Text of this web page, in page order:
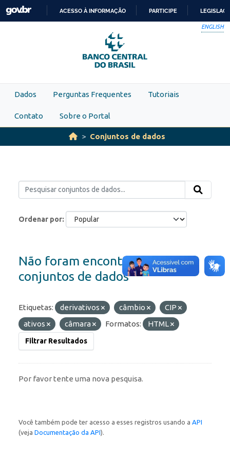
Skip to main content
PARA
O
CONTEÚDO
ACESSO À INFORMAÇÃO PARTICIPE
ENGLISH
Dados Perguntas Frequentes Tutoriais
Contato Sobre o Portal
Conjuntos de dados
Ordenar por
Não foram encontrados
conjuntos de dados
Etiquetas: derivativos câmbio
CIP
ativos
câmara Formatos: HTML
Filtrar Resultados
Por favor tente uma nova pesquisa.
Você também pode ter acesso a esses registros usando a API
(veja Documentação da API).